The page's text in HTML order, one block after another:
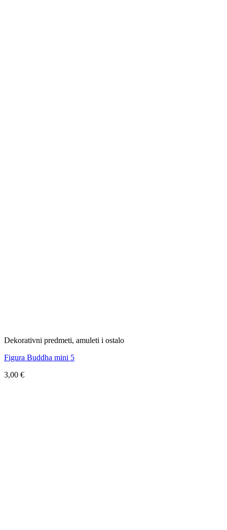
Dekorativni predmeti, amuleti i ostalo
Figura Buddha mini 5
3,00 €